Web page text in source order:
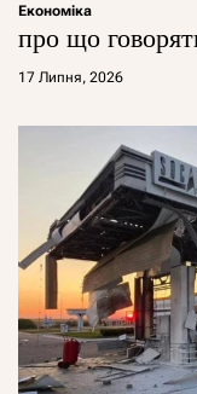
Економіка
про що
17 Липня, 2026